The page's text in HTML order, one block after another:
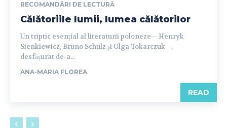
RECOMANDĂRI DE LECTURĂ
Călătoriile lumii, lumea călătorilor
Un triptic esențial al literaturii poloneze – Henryk
Sienkiewicz, Bruno Schulz și Olga Tokarczuk –,
desfășurat de-a...
ANA-MARIA FLOREA
READ